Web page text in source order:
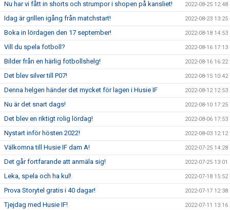
Nu har vi fått in shorts och strumpor i shopen på kansliet! 2022-08-25 12:48
Idag är grillen igång från matchstart! 2022-08-23 13:25
Boka in lördagen den 17 september! 2022-08-18 14:53
Vill du spela fotboll? 2022-08-16 17:13
Bilder från en härlig fotbollshelg! 2022-08-16 16:22
Det blev silver till P07! 2022-08-15 10:42
Denna helgen händer det mycket för lagen i Husie IF 2022-08-12 12:53
Nu är det snart dags! 2022-08-10 17:25
Det blev en riktigt rolig lördag! 2022-08-06 17:53
Nystart inför hösten 2022! 2022-08-03 12:12
Välkomna till Husie IF dam A! 2022-07-25 14:28
Det går fortfarande att anmäla sig! 2022-07-25 13:01
Leka, spela och ha kul! 2022-07-18 15:52
Prova Storytel gratis i 40 dagar! 2022-07-17 12:38
Tjejdag med Husie IF! 2022-07-11 13:16